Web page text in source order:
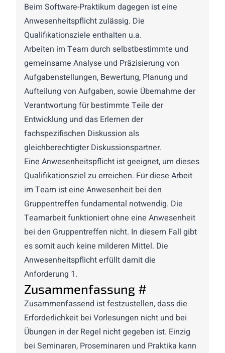
Beim Software-Praktikum dagegen ist eine
Anwesenheitspflicht zulässig. Die
Qualifikationsziele enthalten u.a.
Arbeiten im Team durch selbstbestimmte und
gemeinsame Analyse und Präzisierung von
Aufgabenstellungen, Bewertung, Planung und
Aufteilung von Aufgaben, sowie Übernahme der
Verantwortung für bestimmte Teile der
Entwicklung und das Erlernen der
fachspezifischen Diskussion als
gleichberechtigter Diskussionspartner.
Eine Anwesenheitspflicht ist geeignet, um dieses
Qualifikationsziel zu erreichen. Für diese Arbeit
im Team ist eine Anwesenheit bei den
Gruppentreffen fundamental notwendig. Die
Teamarbeit funktioniert ohne eine Anwesenheit
bei den Gruppentreffen nicht. In diesem Fall gibt
es somit auch keine milderen Mittel. Die
Anwesenheitspflicht erfüllt damit die
Anforderung 1.
Zusammenfassung #
Zusammenfassend ist festzustellen, dass die
Erforderlichkeit bei Vorlesungen nicht und bei
Übungen in der Regel nicht gegeben ist. Einzig
bei Seminaren, Proseminaren und Praktika kann